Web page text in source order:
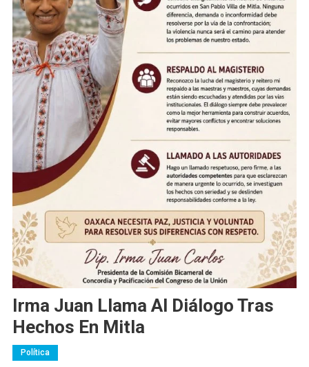
Irma Juan Llama Al Diálogo Tras
Hechos En Mitla
Política